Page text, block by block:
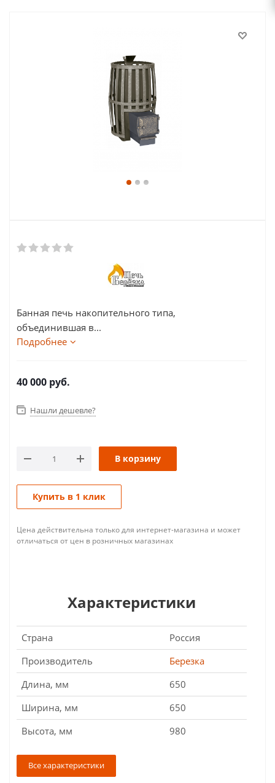
Банная печь накопительного типа,
объединившая в...
Подробнее
40 000 руб.
Нашли дешевле?
В корзину
Купить в 1 клик
Цена действительна только для интернет-магазина и может
отличаться от цен в розничных магазинах
Характеристики
Страна
Россия
Производитель
Березка
Длина, мм
650
Ширина, мм
650
Высота, мм
980
Все характеристики